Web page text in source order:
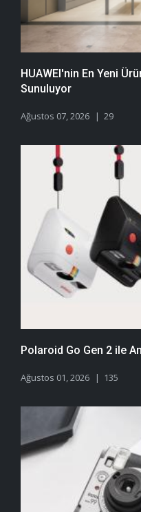
HUAWEI'nin En Yeni
Sunuluyor
Ağustos 07, 2026 29
Polaroid Go Gen 2 ile
Ağustos 01, 2026 135